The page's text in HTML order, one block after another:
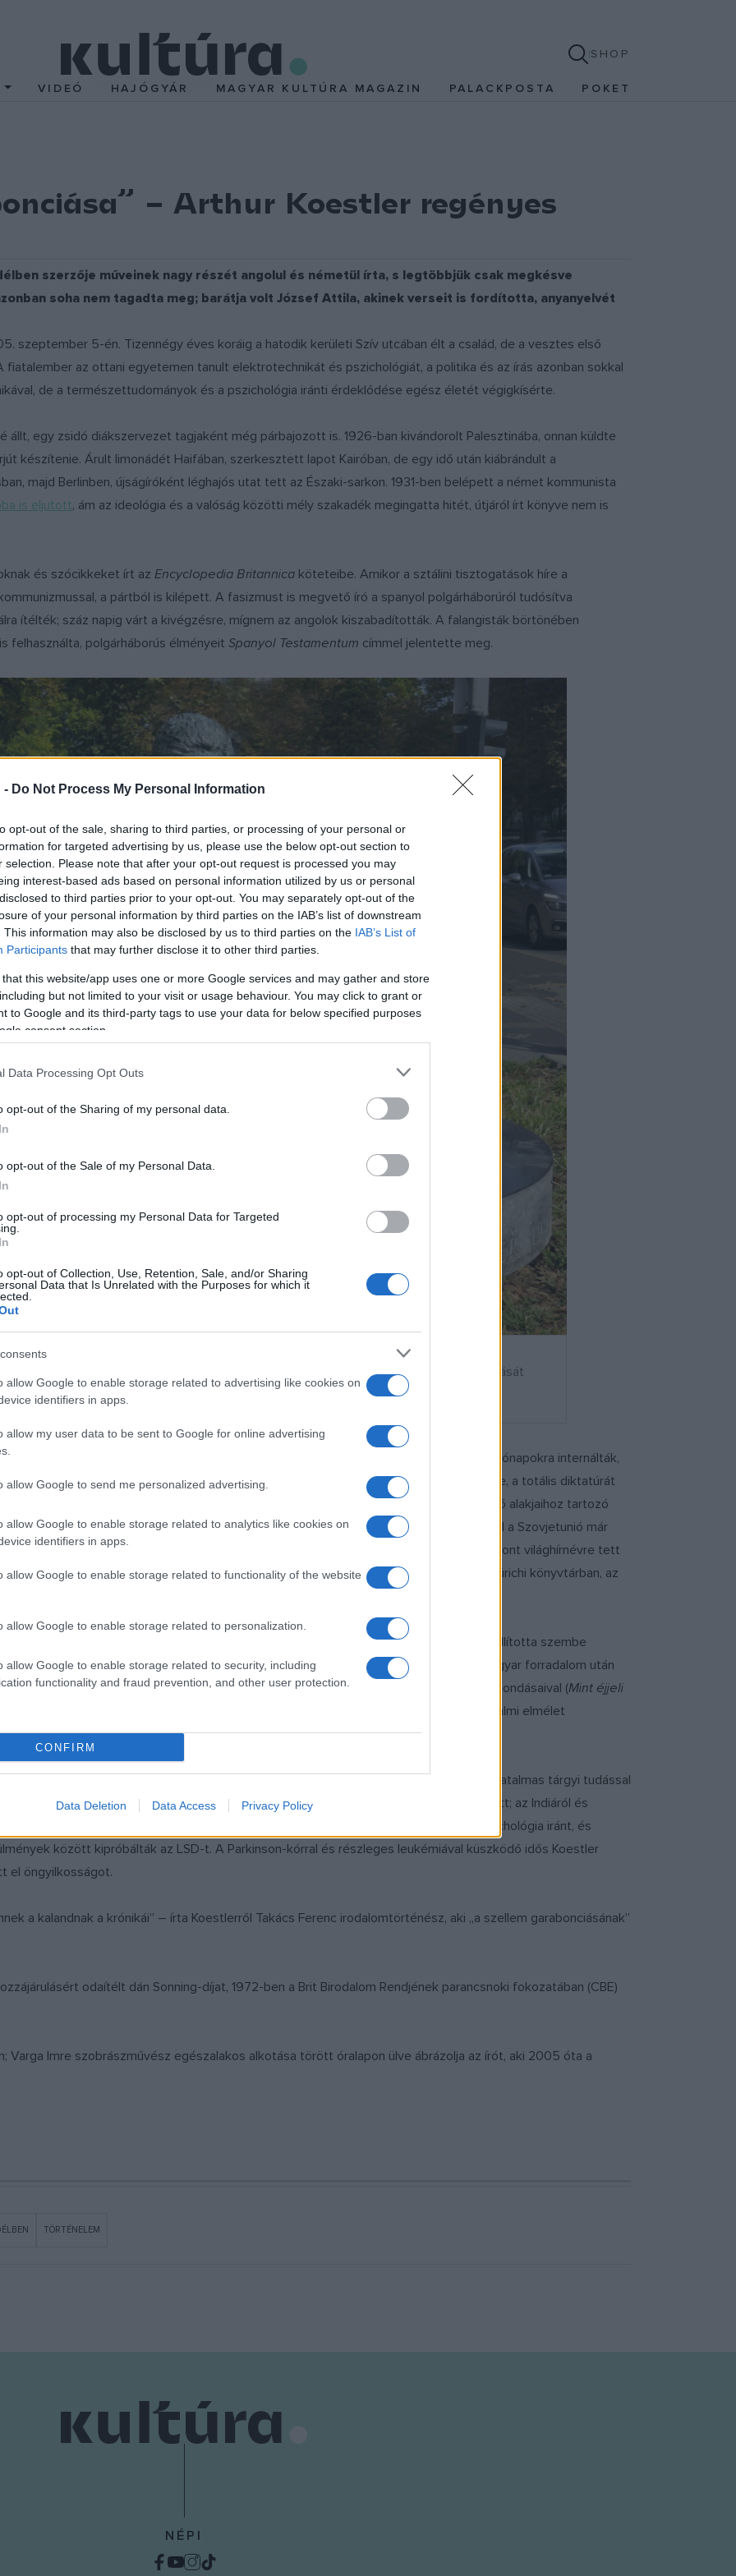
- Do Not Process My Personal Information
opt-out of the sale, sharing to third parties, or processing of your personal or
for targeted advertising by us, please use the below opt-out section to
selection. Please note that after your opt-out request is processed you may
interest-based ads based on personal information utilized by us or personal
to third parties prior to your opt-out. You may separately opt-out of the
of your personal information by third parties on the IAB’s list of downstream
This information may also be disclosed by us to third parties on the IAB’s List of
Participants that may further disclose it to other third parties.
that this website/app uses one or more Google services and may gather and store
but not limited to your visit or usage behaviour. You may click to grant or
to Google and its third-party tags to use your data for below specified purposes
consent section.
Data Processing Opt Outs
opt-out of the Sharing of my personal data.
opt-out of the Sale of my Personal Data.
opt-out of processing my Personal Data for Targeted
opt-out of Collection, Use, Retention, Sale, and/or Sharing
Data that Is Unrelated with the Purposes for which it
allow Google to enable storage related to advertising like cookies on
identifiers in apps.
allow my user data to be sent to Google for online advertising
allow Google to send me personalized advertising.
allow Google to enable storage related to analytics like cookies on
identifiers in apps.
allow Google to enable storage related to functionality of the website
allow Google to enable storage related to personalization.
allow Google to enable storage related to security, including
functionality and fraud prevention, and other user protection.
CONFIRM
Data Deletion Data Access Privacy Policy
SHOP
VIDEÓ HAJÓGYÁR MAGYAR KULTÚRA MAGAZIN PALACKPOSTA POKET
– Arthur Koestler regényes
szerzője műveinek nagy részét angolul és németül írta, s legtöbbjük csak megkésve
soha nem tagadta meg; barátja volt József Attila, akinek verseit is fordította, anyanyelvét
szeptember 5-én. Tizennégy éves koráig a hatodik kerületi Szív utcában élt a család, de a vesztes első
fiatalember az ottani egyetemen tanult elektrotechnikát és pszichológiát, a politika és az írás azonban sokkal
de a természettudományok és a pszichológia iránti érdeklődése egész életét végigkísérte.
állt, egy zsidó diákszervezet tagjaként még párbajozott is. 1926-ban kivándorolt Palesztinába, onnan küldte
készítenie. Árult limonádét Haifában, szerkesztett lapot Kairóban, de egy idő után kiábrándult a
majd Berlinben, újságíróként léghajós utat tett az Északi-sarkon. 1931-ben belépett a német kommunista
is eljutott, ám az ideológia és a valóság közötti mély szakadék megingatta hitét, útjáról írt könyve nem is
és szócikkeket írt az Encyclopedia Britannica köteteibe. Amikor a sztálini tisztogatások híre a
a pártból is kilépett. A fasizmust is megvető író a spanyol polgárháborúról tudósítva
ítélték; száz napig várt a kivégzésre, mígnem az angolok kiszabadították. A falangisták börtönében
felhasználta, polgárháborús élményeit Spanyol Testamentum címmel jelentette meg.
VII. kerületében, a Lövölde téren. Varga Imre Kossuth-díjas szobrászművész alkotását
Csaba
politikai regénye
címmel. A második világháború Franciaországban érte, ahol hónapokra internálták,
de végül sikerült legálisan letelepednie. Londonban született leghíresebb műve, a totális diktatúrát
kirakatperek kapcsán a cél és az eszköz viszonyát vizsgálja, a régi bolsevik gárda vezető alakjaihoz tartozó
as évek nagy szovjet pereinek módszereit és lélektanát. A mű megjelenésekor, mivel a Szovjetunió már
csak mérsékelt sikert aratott, a francia fordítás 1945-ös megjelenését követően viszont világhírnévre tett
eredeti, elveszettnek hitt német nyelvű változatát 2015-ben találták meg egy zürichi könyvtárban, az
jelent meg.
és Vlagyimir Iljics Lenint állította szembe
önéletrajzi kötete, aNyílvessző a végtelenbeésA láthatatlan írás. Az 1956-os magyar forradalom után
a bebörtönzött magyar írókra. Foglalkozott a zsidó államalapítás időszakának ellentmondásaival (Mint éjjeli
(
), az antiszemitizmussal, a halálbüntetéssel, a forradalmi elmélet
és alkotás-lélektani műveket írt.Alvajárókcímű monumentális könyve hatalmas tárgyi tudással
kialakulását, a tudós szerepét, felelősségét. Később a keleti misztikum fel sodródott; az Indiáról és
a modernitás és a hagyomány viszonyát elemzi. Komolyan érdeklődött a parapszichológia iránt, és
között kipróbálták az LSD-t. A Parkinson-kórral és részleges leukémiával küszködő idős Koestler
el öngyilkosságot.
a kalandnak a krónikái” – írta Koestlerről Takács Ferenc irodalomtörténész, aki „a szellem garabonciásának”
odaítélt dán Sonning-díjat, 1972-ben a Brit Birodalom Rendjének parancsnoki fokozatában (CBE)
Varga Imre szobrászművész egészalakos alkotása törött óralapon ülve ábrázolja az írót, aki 2005 óta a
TÖRTÉNELEM
NÉPI